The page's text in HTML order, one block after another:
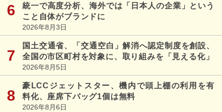
統一で高度分析、海外では「日本人の企業」という
こと自体がブランドに
2026年8月3日
国土交通省、「交通空白」解消へ認定制度を創設、
全国の市区町村を対象に、取り組みを「見える化」
2026年8月5日
豪LCCジェットスター、機内で頭上棚の利用を有
料化、座席下バッグ1個は無料
2026年8月6日